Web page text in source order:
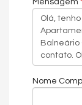
• Churrasqueira a
• Mobiliado,
• 2 vagas de
Sobre o
Localizado em
oferece uma
busca qualidade
Mensagem
Nome